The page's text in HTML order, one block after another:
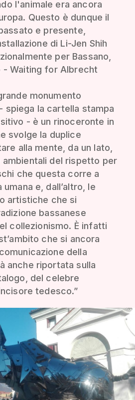
l'animale era ancora
Questo è dunque il
e presente,
di Li-Jen Shih
per Bassano,
- Waiting for Albrecht
monumento
spiega la cartella stampa
- è un rinoceronte in
svolge la duplice
alla mente, da un lato,
del rispetto per
che questa corre a
umana e, dall’altro, le
artistiche che si
bassanese
collezionismo. È infatti
che si ancora
della
anche riportata sulla
del celebre
tedesco.”